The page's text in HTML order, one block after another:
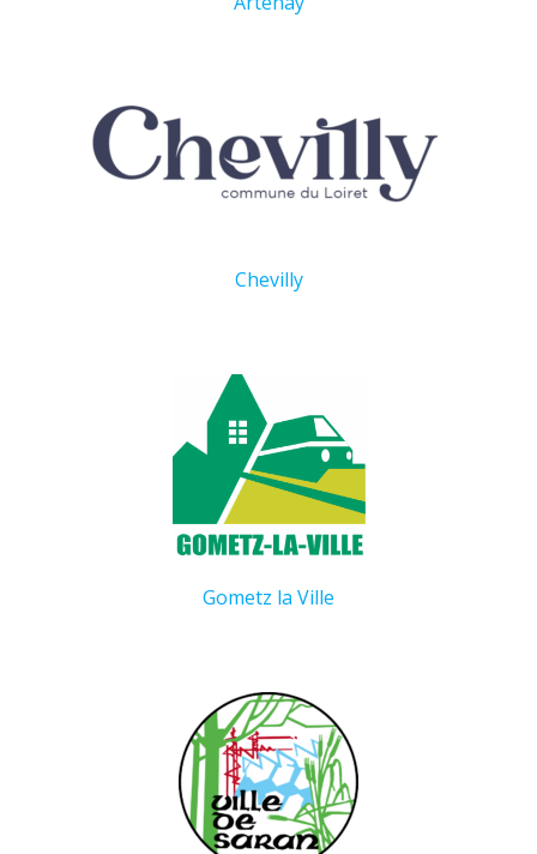
Chevilly
Gometz la Ville